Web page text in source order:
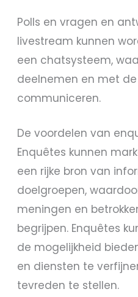
Polls en vragen en
livestream kunnen
een chatsysteem,
deelnemen en met de
communiceren.
De voordelen van
Enquêtes kunnen
een rijke bron van
doelgroepen,
meningen en
begrijpen. Enquêtes
de mogelijkheid
en diensten te
tevreden te stellen.